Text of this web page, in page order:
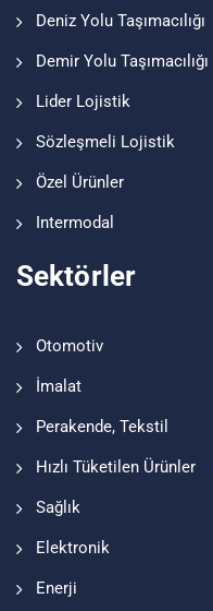
Deniz Yolu Taşımacılığı
Demir Yolu Taşımacılığı
Lider Lojistik
Sözleşmeli Lojistik
Özel Ürünler
Intermodal
Sektörler
Otomotiv
İmalat
Perakende, Tekstil
Hızlı Tüketilen Ürünler
Sağlık
Elektronik
Enerji